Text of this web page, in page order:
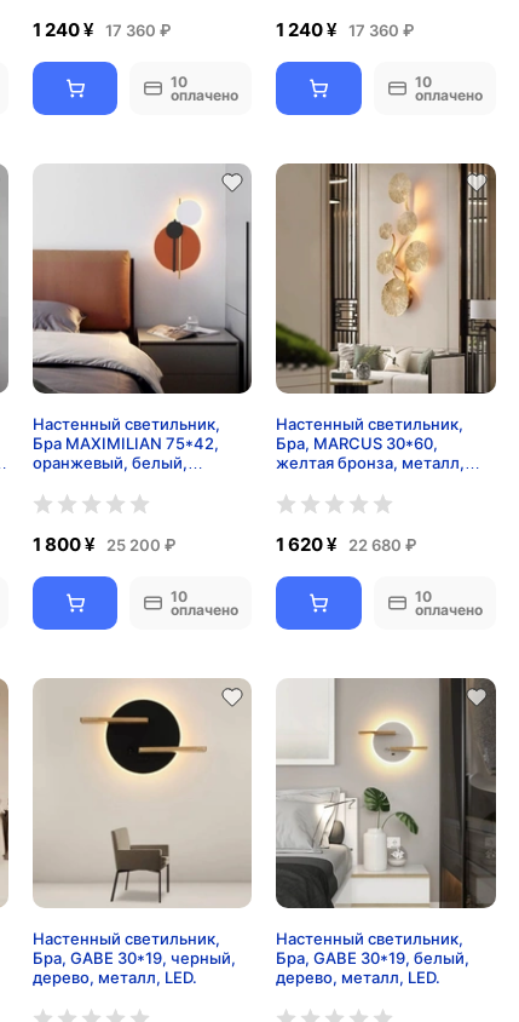
1 240 ¥ 17 360 ₽
10
оплачено
1 240 ¥ 17 360 ₽
10
оплачено
Настенный светильник,
Бра MAXIMILIAN 75*42,
оранжевый, белый,
LED.
1 800 ¥ 25 200 ₽
10
оплачено
Настенный светильник,
Бра, MARCUS 30*60,
желтая бронза, металл,
1 620 ¥ 22 680 ₽
10
оплачено
Настенный светильник,
Бра, GABE 30*19, черный,
дерево, металл, LED.
Настенный светильник,
Бра, GABE 30*19, белый,
дерево, металл, LED.